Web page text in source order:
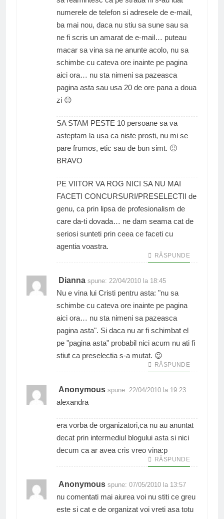
numerele de telefon si adresele de e-mail,
ba mai nou, daca nu stiu sa sune sau sa
ne fi scris un amarat de e-mail… puteau
macar sa vina sa ne anunte acolo, nu sa
schimbe cu cateva ore inainte pe pagina
aici ora… nu sta nimeni sa pazeasca
pagina asta sau usa 20 de ore pana a doua
zi 😐
SA STAM PESTE 10 persoane sa va
asteptam la usa ca niste prosti, nu mi se
pare frumos, etic sau de bun simt. 🙁
BRAVO
PE VIITOR VA ROG NICI SA NU MAI
FACETI CONCURSURI/PRESELECTII de
genu, ca prin lipsa de profesionalism de
care da-ti dovada… ne dam seama cat de
seriosi sunteti prin ceea ce faceti cu
agentia voastra.
RĂSPUNDE
Dianna spune: 22/04/2010 la 18:45
Nu e vina lui Cristi pentru asta: "nu sa
schimbe cu cateva ore inainte pe pagina
aici ora… nu sta nimeni sa pazeasca
pagina asta". Si daca nu ar fi schimbat el
pe "pagina asta" probabil nici acum nu ati fi
stiut ca preselectia s-a mutat. 😉
RĂSPUNDE
Anonymous spune: 22/04/2010 la 19:23
alexandra
era vorba de organizatori,ca nu au anuntat
decat prin intermediul blogului asta si nici
decum ca ar avea cris vreo vina:p
RĂSPUNDE
Anonymous spune: 07/05/2010 la 13:57
nu comentati mai aiurea voi nu stiti ce greu
este si cat e de organizat voi vreti asa totu